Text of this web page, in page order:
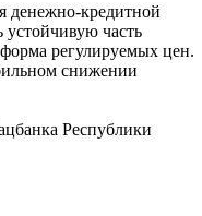
денежно-кредитной
часть
регулируемых цен.
снижении
Республики